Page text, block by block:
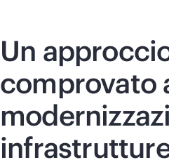
Un
comprovato